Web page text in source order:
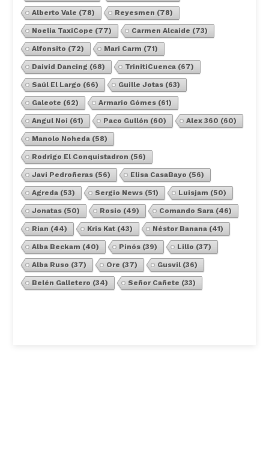
Alberto Vale (78) Reyesmen (78)
Noelia TaxiCope (77) Carmen Alcaide (73)
Alfonsito (72) Mari Carm (71)
Daivid Dancing (68) TrinitiCuenca(67)
Saúl El Largo (66) Guille Jotas(63)
Galeote (62) Armario Gómes(61)
Angul Noi (61) Paco Gullón (60) Alex 360 (60)
Manolo Noheda(58)
Rodrigo El Conquistadron (56)
Javi Pedroñeras(56) Elisa CasaBayo (56)
Agreda(53) Sergio News(51) Luisjam (50)
Jonatas(50) Rosio (49) Comando Sara(46)
Rian (44) Kris Kat(43) Néstor Banana(41)
Alba Beckam (40) Pinós(39) Lillo (37)
Alba Ruso (37) Ore (37) Gusvil(36)
Belén Galletero (34) Señor Cañete (33)